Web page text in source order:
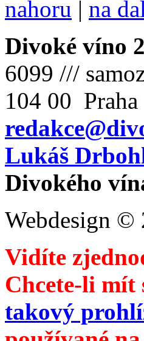
nahoru | na
Divoké víno
6099 ///
104 00
Lukáš
Divokého
Webdesign ©
Vidíte
Chcete-li
takový